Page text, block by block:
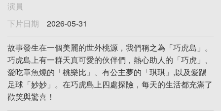
演員
下片日期
2026-05-31
故事發生在一個美麗的世外桃源，我們稱之為「巧虎島」。
巧虎島上有一群天真可愛的伙伴們，熱心助人的「巧虎」、
愛吃章魚燒的「桃樂比」、有公主夢的「琪琪」,以及愛踢
足球「妙妙」。在巧虎島上四處探險，每天的生活都充滿了
歡笑與驚喜！